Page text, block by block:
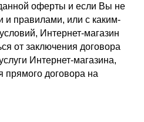
оферты и если Вы не
и правилами, или с каким-
Интернет-магазин
от заключения договора
Интернет-магазина,
прямого договора на